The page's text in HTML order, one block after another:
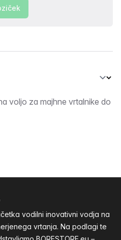
voljo za majhne vrtalnike do
vodilni inovativni vodja na
vrtanja. Na podlagi te